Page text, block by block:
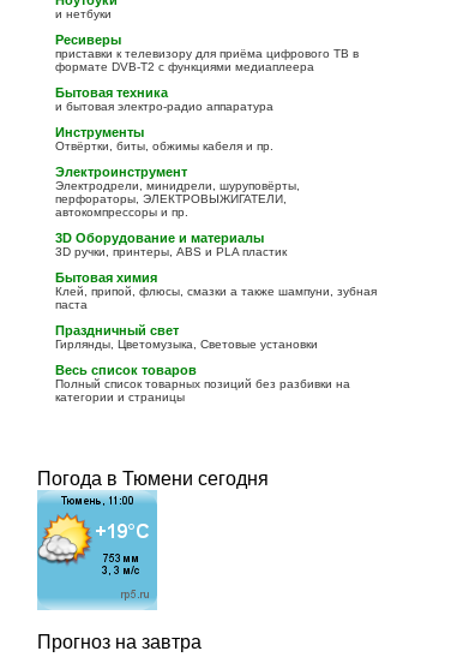
и нетбуки
Ресиверы
приставки к телевизору для приёма цифрового ТВ в
формате DVB-T2 с функциями медиаплеера
Бытовая техника
и бытовая электро-радио аппаратура
Инструменты
Отвёртки, биты, обжимы кабеля и пр.
Электроинструмент
Электродрели, минидрели, шуруповёрты,
перфораторы, ЭЛЕКТРОВЫЖИГАТЕЛИ,
автокомпрессоры и пр.
3D Оборудование и материалы
3D ручки, принтеры, ABS и PLA пластик
Бытовая химия
Клей, припой, флюсы, смазки а также шампуни, зубная
паста
Праздничный свет
Гирлянды, Цветомузыка, Световые установки
Весь список товаров
Полный список товарных позиций без разбивки на
категории и страницы
Погода в Тюмени сегодня
Прогноз на завтра